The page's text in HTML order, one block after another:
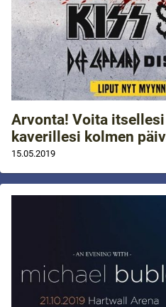
Arvonta! Voita
kaverillesi kolmen
15.05.2019